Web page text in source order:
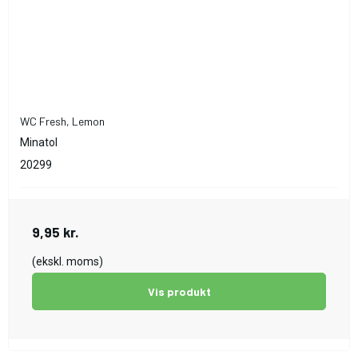
WC Fresh, Lemon
Minatol
20299
9,95 kr.
(ekskl. moms)
Vis produkt